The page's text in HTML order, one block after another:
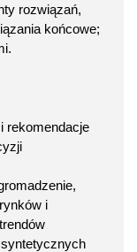
rozwiązań,
końcowe;
rekomendacje
i